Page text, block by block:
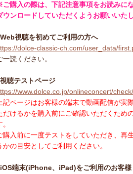
購入の際は、下記注意事項をお読みに
ウンロードしていただくようお願いいたし
視聴を初めてご利用の方へ
dolce-classic-ch.com/user_data/
一読ください。
聴テストページ
www.dolce.co.jp/onlineconcert/check/
上記ページはお客様の端末で動画配信が実
だけるかを購入前にご確認いただくため
購入前に一度テストをしていただき、再
かの目安としてご利用ください。
端末(iPhone、iPad)をご利用のお客様